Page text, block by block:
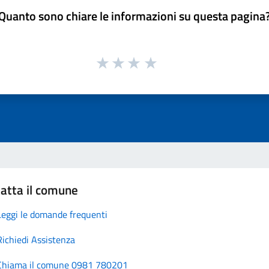
sono chiare le informazioni su questa
il comune
le domande frequenti
Assistenza
il comune 0981 780201